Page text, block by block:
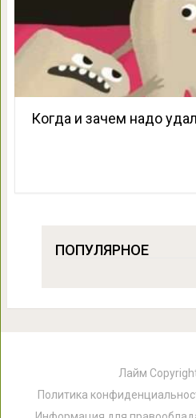
Когда и зачем надо
ПОПУЛЯРНОЕ
Лайм
Политика